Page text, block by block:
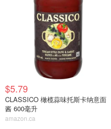
$5.79
CLASSICO 橄榄蒜味托斯卡纳意面
酱 600毫升
amazon.ca